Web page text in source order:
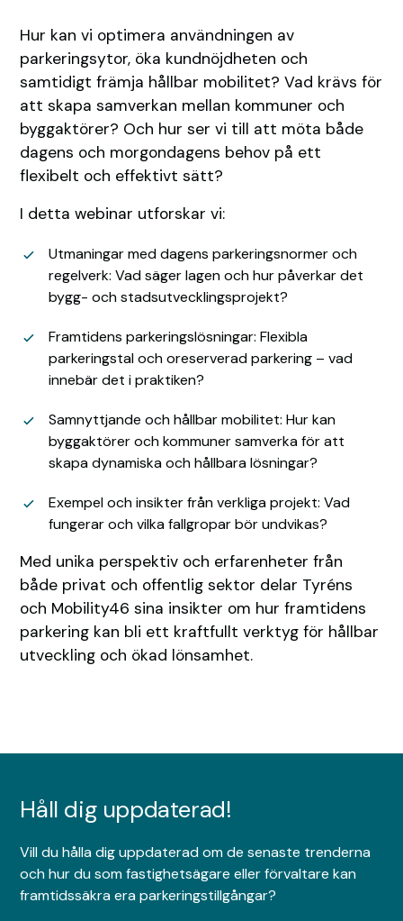
Hur kan vi optimera användningen av
parkeringsytor, öka kundnöjdheten och
samtidigt främja hållbar mobilitet? Vad krävs för
att skapa samverkan mellan kommuner och
byggaktörer? Och hur ser vi till att möta både
dagens och morgondagens behov på ett
flexibelt och effektivt sätt?
I detta webinar utforskar vi:
Utmaningar med dagens parkeringsnormer och
regelverk: Vad säger lagen och hur påverkar det
bygg- och stadsutvecklingsprojekt?
Framtidens parkeringslösningar: Flexibla
parkeringstal och oreserverad parkering – vad
innebär det i praktiken?
Samnyttjande och hållbar mobilitet: Hur kan
byggaktörer och kommuner samverka för att
skapa dynamiska och hållbara lösningar?
Exempel och insikter från verkliga projekt: Vad
fungerar och vilka fallgropar bör undvikas?
Med unika perspektiv och erfarenheter från
både privat och offentlig sektor delar Tyréns
och Mobility46 sina insikter om hur framtidens
parkering kan bli ett kraftfullt verktyg för hållbar
utveckling och ökad lönsamhet.
Håll dig uppdaterad!
Vill du hålla dig uppdaterad om de senaste trenderna
och hur du som fastighetsägare eller förvaltare kan
framtidssäkra era parkeringstillgångar?